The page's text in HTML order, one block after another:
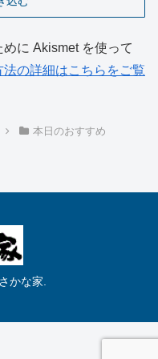
に Akismet を使って
の詳細はこちらをご覧
本日のおすすめ
かな家.